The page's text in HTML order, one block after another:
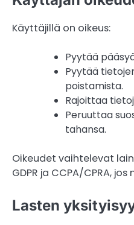
Käyttäjillä on oikeus:
Pyytää
Pyytää
poistamista.
Rajoittaa
Peruuttaa
tahansa.
Oikeudet vaihtelevat
GDPR ja CCPA/CPRA,
Lasten